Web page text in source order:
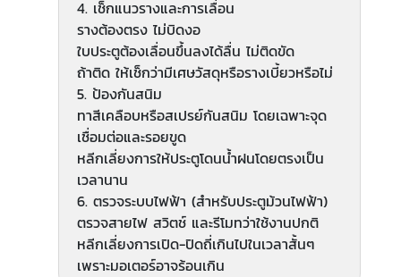
4. เช็กแนวรางและการเลื่อน
รางต้องตรง ไม่บิดงอ
ใบประตูต้องเลื่อนขึ้นลงได้ลื่น ไม่ติดขัด
ถ้าติด ให้เช็กว่ามีเศษวัสดุหรือรางเบี้ยวหรือไม่
5. ป้องกันสนิม
ทาสีเคลือบหรือสเปรย์กันสนิม โดยเฉพาะจุด
เชื่อมต่อและรอยขูด
หลีกเลี่ยงการให้ประตูโดนน้ำฝนโดยตรงเป็น
เวลานาน
6. ตรวจระบบไฟฟ้า (สำหรับประตูม้วนไฟฟ้า)
ตรวจสายไฟ สวิตช์ และรีโมทว่าใช้งานปกติ
หลีกเลี่ยงการเปิด-ปิดถี่เกินไปในเวลาสั้นๆ
เพราะมอเตอร์อาจร้อนเกิน